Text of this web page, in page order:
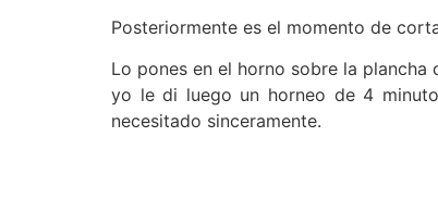
Posteriormente es el momento de
Lo pones en el horno sobre la
yo le di luego un horneo de 4
necesitado sinceramente.